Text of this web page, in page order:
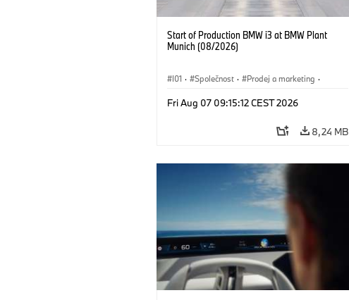
Start of Production BMW i3 at BMW Plant
Munich (08/2026)
I01 · Společnost · Prodej a marketing ·
Fri Aug 07 09:15:12 CEST 2026
8,24 MB